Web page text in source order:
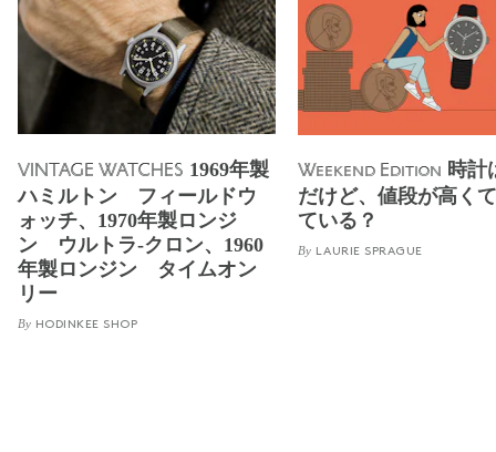
VINTAGE WATCHES 1969年製
ハミルトン フィールドウ
ォッチ、1970年製ロンジ
ン ウルトラ-クロン、1960
年製ロンジン タイムオン
リー
By HODINKEE SHOP
Weekend Edition 時計
だけど、値段が高く
ている？
By LAURIE SPRAGUE